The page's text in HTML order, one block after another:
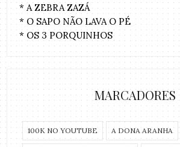
* A ZEBRA ZAZÁ
* O SAPO NÃO LAVA O PÉ
* OS 3 PORQUINHOS
MARCADORES
100K NO YOUTUBE A DONA ARANHA